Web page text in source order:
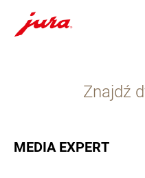
opcji
wyszukiwania
Znajdź
MEDIA EXPERT